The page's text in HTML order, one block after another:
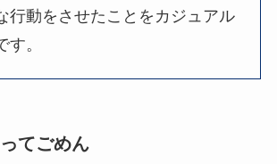
行動をさせたことをカジュアル
す。
てごめん